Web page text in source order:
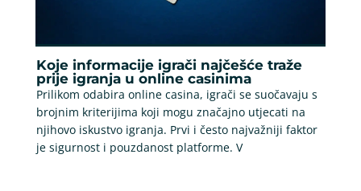
Koje informacije igrači najčešće traže
prije igranja u online casinima
Prilikom odabira online casina, igrači se suočavaju s
brojnim kriterijima koji mogu značajno utjecati na
njihovo iskustvo igranja. Prvi i često najvažniji faktor
je sigurnost i pouzdanost platforme. V